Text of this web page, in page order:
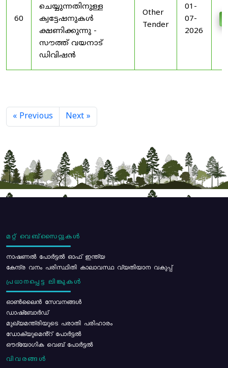
60
ചെയ്യുന്നതിനുള്ള
ക്വട്ടേഷനുകൾ
ക്ഷണിക്കുന്നു -
സൗത്ത് വയനാട്
ഡിവിഷൻ
Other
Tender
01-
07-
2026
« Previous Next »
മറ്റ് വെബ്സൈറ്റുകൾ
നാഷണൽ പോർട്ടൽ ഓഫ് ഇന്ത്യ
കേന്ദ്ര വനം പരിസ്ഥിതി കാലാവസ്ഥ വ്യതിയാന വകുപ്പ്
പ്രധാനപ്പെട്ട ലിങ്കുകൾ
ഓൺലൈൻ സേവനങ്ങൾ
ഡാഷ്ബോർഡ്
മുഖ്യമന്ത്രിയുടെ പരാതി പരിഹാരം
ഡോക്യുമെൻ്റ് പോർട്ടൽ
ഔദ്യോഗിക വെബ് പോർട്ടൽ
വിവരങ്ങൾ